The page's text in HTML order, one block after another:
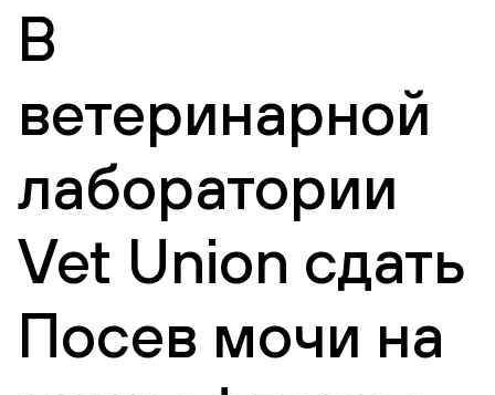
В
ветеринарной
лаборатории
Vet Union сдать
Посев мочи на